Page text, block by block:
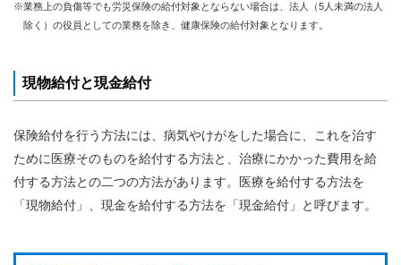
※業務上の負傷等でも労災保険の給付対象とならない場合は、法人（5人未満の法人
除く）の役員としての業務を除き、健康保険の給付対象となります。
現物給付と現金給付
保険給付を行う方法には、病気やけがをした場合に、これを治す
ために医療そのものを給付する方法と、治療にかかった費用を給
付する方法との二つの方法があります。医療を給付する方法を
「現物給付」、現金を給付する方法を「現金給付」と呼びます。